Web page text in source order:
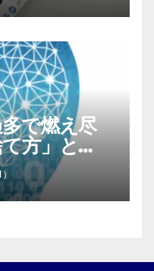
で燃え尽
方」と